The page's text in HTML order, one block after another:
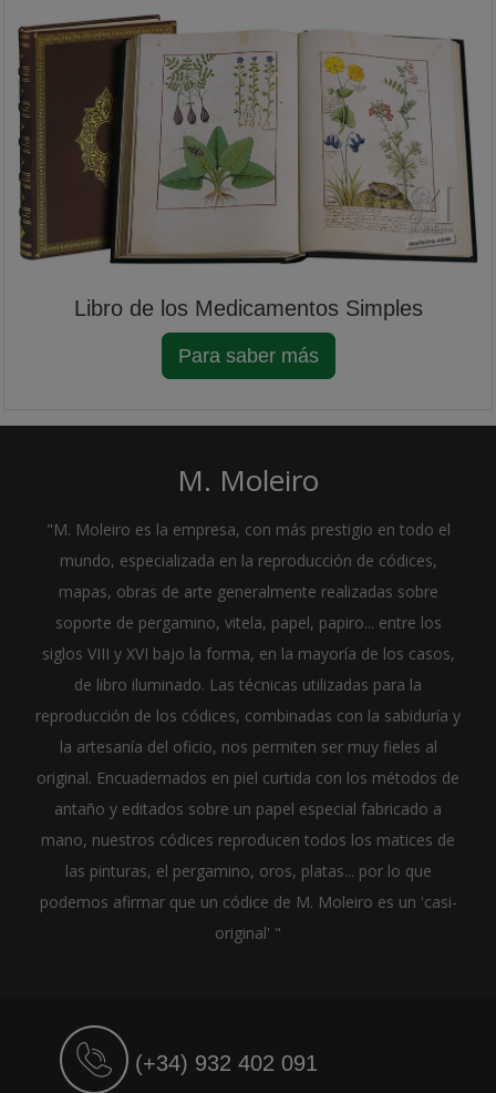
Libro de los Medicamentos Simples
Para saber más
M. Moleiro
"M. Moleiro es la empresa, con más prestigio en todo el
mundo, especializada en la reproducción de códices,
mapas, obras de arte generalmente realizadas sobre
soporte de pergamino, vitela, papel, papiro... entre los
siglos VIII y XVI bajo la forma, en la mayoría de los casos,
de libro iluminado. Las técnicas utilizadas para la
reproducción de los códices, combinadas con la sabiduría y
la artesanía del oficio, nos permiten ser muy fieles al
original. Encuadernados en piel curtida con los métodos de
antaño y editados sobre un papel especial fabricado a
mano, nuestros códices reproducen todos los matices de
las pinturas, el pergamino, oros, platas... por lo que
podemos afirmar que un códice de M. Moleiro es un 'casi-
original' "
(+34) 932 402 091